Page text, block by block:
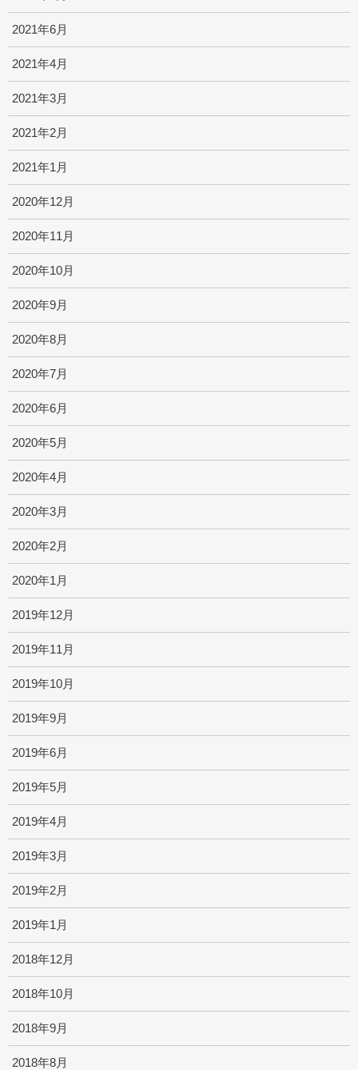
2021年6月
2021年4月
2021年3月
2021年2月
2021年1月
2020年12月
2020年11月
2020年10月
2020年9月
2020年8月
2020年7月
2020年6月
2020年5月
2020年4月
2020年3月
2020年2月
2020年1月
2019年12月
2019年11月
2019年10月
2019年9月
2019年6月
2019年5月
2019年4月
2019年3月
2019年2月
2019年1月
2018年12月
2018年10月
2018年9月
2018年8月